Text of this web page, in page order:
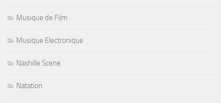
Musique de Film
Musique Electronique
Nashille Scene
Natation